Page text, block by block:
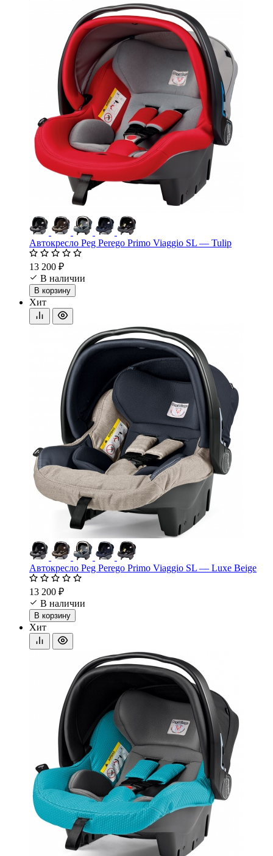
Автокресло Peg Perego Primo Viaggio SL — Tulip
13 200 ₽
В наличии
В корзину
Хит
Автокресло Peg Perego Primo Viaggio SL — Luxe Beige
13 200 ₽
В наличии
В корзину
Хит